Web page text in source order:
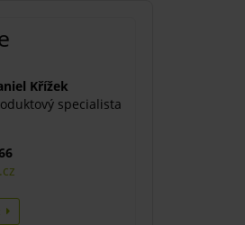
Křížek
specialista